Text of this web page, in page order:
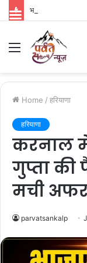
Menu
Home / हरियाणा
हरियाणा
करनाल
गुप्ता की
मची
parvatsankalp